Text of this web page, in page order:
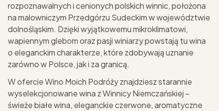
rozpoznawalnych i cenionych polskich winnic, położona
na malowniczym Przedgórzu Sudeckim w województwie
dolnośląskim. Dzięki wyjątkowemu mikroklimatowi,
wapiennym glebom oraz pasji winiarzy powstają tu wina
o eleganckim charakterze, które zdobywają uznanie
zarówno w Polsce, jak i za granicą.
W ofercie Wino Moich Podróży znajdziesz starannie
wyselekcjonowane wina z Winnicy Niemczańskiej –
świeże białe wina, eleganckie czerwone, aromatyczne